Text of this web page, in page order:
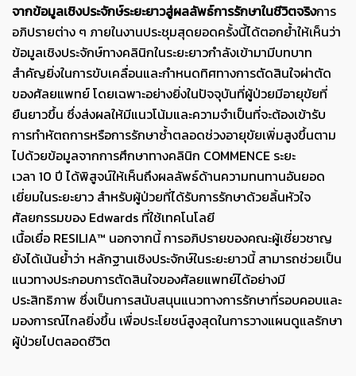
จากข้อมูลเชิงประจักษ์ระยะยาวสู่ผลลัพธ์การรักษาในชีวิตจริงการ
อภิปรายต่าง ๆ ภายในงานประชุมสุดยอดครั้งนี้ได้ตอกย้ำให้เห็นว่า
ข้อมูลเชิงประจักษ์ทางคลินิกในระยะยาวกำลังเข้ามามีบทบาท
สำคัญยิ่งในการขับเคลื่อนและกำหนดทิศทางการตัดสินใจผ่าตัด
ของศัลยแพทย์ โดยเฉพาะอย่างยิ่งในปัจจุบันที่ผู้ป่วยมีอายุขัยที่
ยืนยาวขึ้น ซึ่งส่งผลให้มีแนวโน้มและความจำเป็นที่จะต้องเข้ารับ
การทำหัตถการหรือการรักษาซ้ำตลอดช่วงอายุขัยเพิ่มสูงขึ้นตาม
ไปด้วยข้อมูลจากการศึกษาทางคลินิก COMMENCE ระยะ
เวลา 10 ปี ได้พิสูจน์ให้เห็นถึงผลลัพธ์ด้านความทนทานอันยอด
เยี่ยมในระยะยาว สำหรับผู้ป่วยที่ได้รับการรักษาด้วยลิ้นหัวใจ
ศัลยกรรมของ Edwards ที่ใช้เทคโนโลยี
เนื้อเยื่อ RESILIA™ นอกจากนี้ การอภิปรายของคณะผู้เชี่ยวชาญ
ยังได้เน้นย้ำว่า หลักฐานเชิงประจักษ์ในระยะยาวนี้ สามารถช่วยเป็น
แนวทางประกอบการตัดสินใจของศัลยแพทย์ได้อย่างมี
ประสิทธิภาพ ซึ่งเป็นการสนับสนุนแนวทางการรักษาที่รอบคอบและ
มองการณ์ไกลยิ่งขึ้น เพื่อประโยชน์สูงสุดในการวางแผนดูแลรักษา
ผู้ป่วยไปตลอดชีวิต